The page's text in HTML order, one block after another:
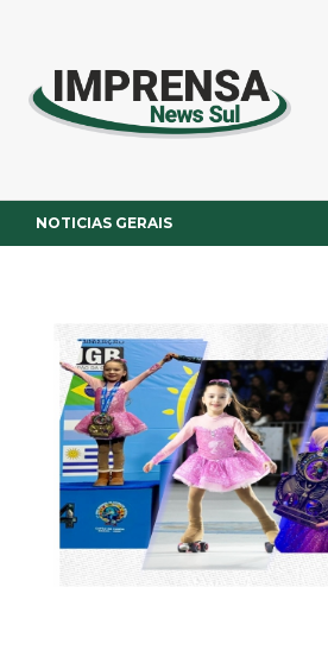
NOTICIAS GERAIS